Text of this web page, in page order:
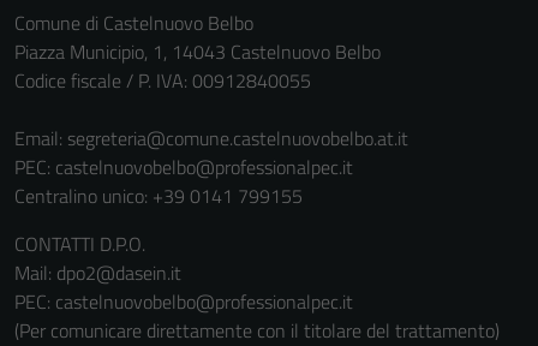
Comune di Castelnuovo Belbo
Piazza Municipio, 1, 14043 Castelnuovo Belbo
Codice fiscale / P. IVA: 00912840055
Email: segreteria@comune.castelnuovobelbo.at.it
PEC: castelnuovobelbo@professionalpec.it
Centralino unico: +39 0141 799155
CONTATTI D.P.O.
Mail: dpo2@dasein.it
PEC: castelnuovobelbo@professionalpec.it
(Per comunicare direttamente con il titolare del trattamento)
non raccolgono
informazioni